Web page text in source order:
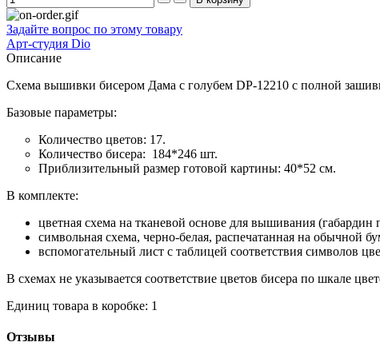
Задайте вопрос по этому товару
Арт-студия Dio
Описание
Схема вышивки бисером Дама с голубем DP-12210 с полной
Базовые параметры:
Количество цветов: 17.
Количество бисера: 184*246 шт.
Приблизительный размер готовой картины: 40*52 см.
В комплекте:
цветная схема на тканевой основе для вышивания
символьная схема, черно-белая, распечатанная на обычной
вспомогательный лист с таблицей соответствия символов
В схемах не указывается соответствие цветов бисера по шкале
Единиц товара в коробке: 1
Отзывы